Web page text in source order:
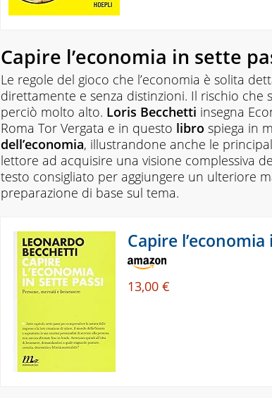
realizzata
da
della
propria
materia
che
trattano
tutti
argomenti
affrontati
dagli
studenti
percorso
scolastico,
anche
quelli
più
un
linguaggio
semplice
e
Capire l’economia in sette
Le regole del gioco che l’economia è solita
direttamente e senza distinzioni. Il rischio che
perciò molto alto. Loris Becchetti insegna
Roma Tor Vergata e in questo libro spiega in
dell’economia, illustrandone anche le
lettore ad acquisire una visione complessiva
testo consigliato per aggiungere un ulteriore
preparazione di base sul tema.
Capire
13,00 €